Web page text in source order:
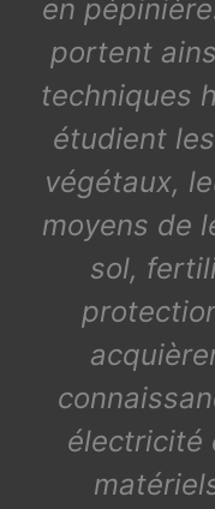
en
portent
techniques
étudient
végétaux,
moyens de
sol,
électricité